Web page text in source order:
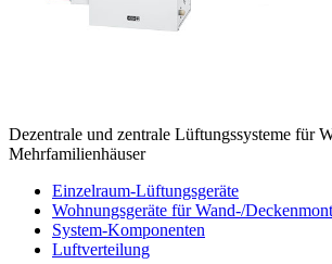
Dezentrale und zentrale Lüftungssysteme für
Mehrfamilienhäuser
Einzelraum-Lüftungsgeräte
Wohnungsgeräte für Wand-/
System-Komponenten
Luftverteilung